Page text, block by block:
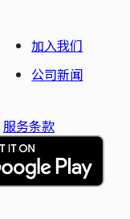
加入我们
公司新闻
服务条款